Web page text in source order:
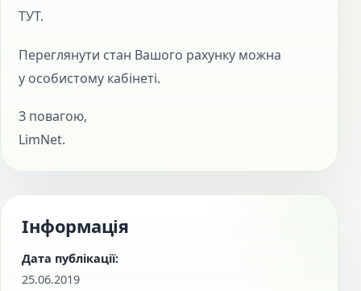
ТУТ.
Переглянути стан Вашого рахунку можна
у особистому кабінеті.
З повагою,
LimNet.
Інформація
Дата публікації:
25.06.2019